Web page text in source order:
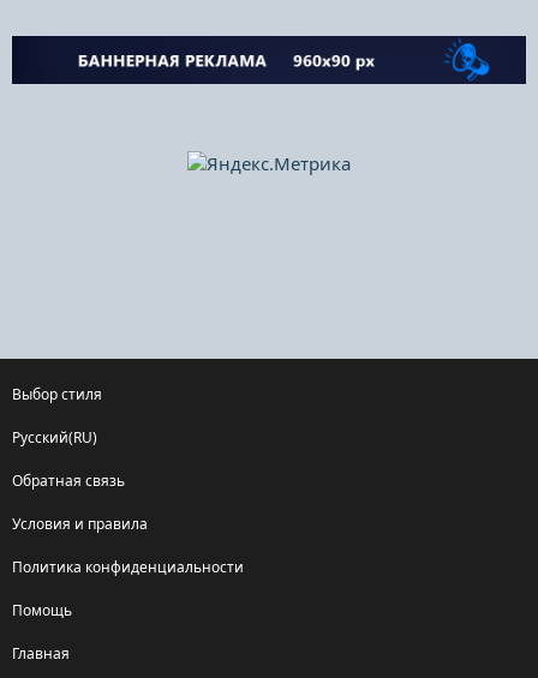
Выбор стиля
Русский(RU)
Обратная связь
Условия и правила
Политика конфиденциальности
Помощь
Главная